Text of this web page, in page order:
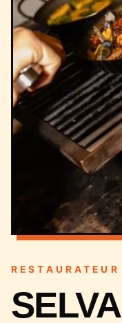
RESTAURATEUR
SELVA